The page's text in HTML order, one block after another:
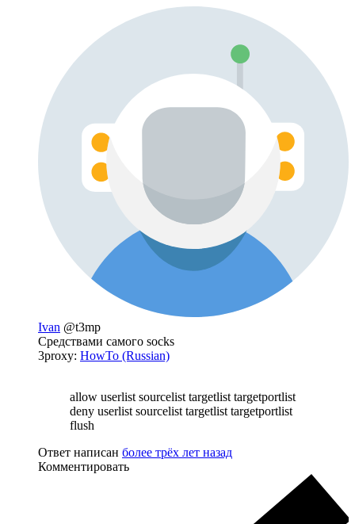
Ivan @t3mp
Средствами самого socks
3proxy: HowTo (Russian)
allow userlist sourcelist targetlist targetportlist
deny userlist sourcelist targetlist targetportlist
flush
Ответ написан более трёх лет назад
Комментировать